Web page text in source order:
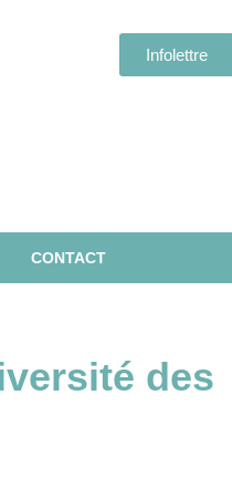
Infolettre
CONTACT
des